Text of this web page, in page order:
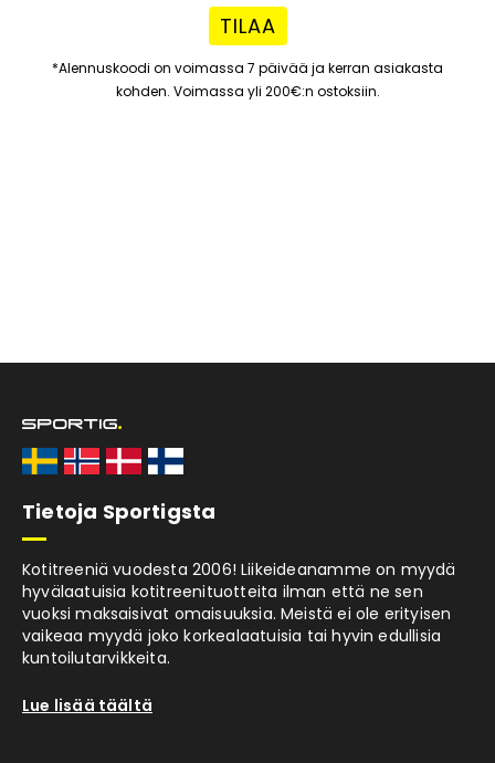
TILAA
*Alennuskoodi on voimassa 7 päivää ja kerran asiakasta
kohden. Voimassa yli 200€:n ostoksiin.
Tietoja Sportigsta
Kotitreeniä vuodesta 2006! Liikeideanamme on myydä
hyvälaatuisia kotitreenituotteita ilman että ne sen
vuoksi maksaisivat omaisuuksia. Meistä ei ole erityisen
vaikeaa myydä joko korkealaatuisia tai hyvin edullisia
kuntoilutarvikkeita.
Lue lisää täältä